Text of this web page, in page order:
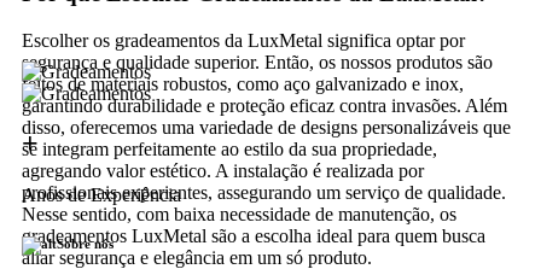
Escolher os gradeamentos da LuxMetal significa optar por
segurança e qualidade superior. Então, os nossos produtos são
feitos de materiais robustos, como aço galvanizado e inox,
garantindo durabilidade e proteção eficaz contra invasões. Além
disso, oferecemos uma variedade de designs personalizáveis que
se integram perfeitamente ao estilo da sua propriedade,
agregando valor estético. A instalação é realizada por
profissionais experientes, assegurando um serviço de qualidade.
Nesse sentido, com baixa necessidade de manutenção, os
gradeamentos LuxMetal são a escolha ideal para quem busca
aliar segurança e elegância em um só produto.
+
Anos de Experiência
Sobre nós